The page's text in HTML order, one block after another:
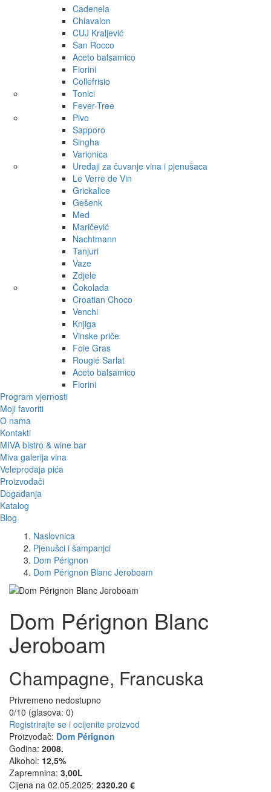
Cadenela
Chiavalon
CUJ Kraljević
San Rocco
Aceto balsamico
Fiorini
Collefrisio
Tonici
Fever-Tree
Pivo
Sapporo
Singha
Varionica
Uređaji za čuvanje vina i pjenušaca
Le Verre de Vin
Grickalice
Gešenk
Med
Maričević
Nachtmann
Tanjuri
Vaze
Zdjele
Čokolada
Croatian Choco
Venchi
Knjiga
Vinske priče
Foie Gras
Rougié Sarlat
Aceto balsamico
Fiorini
Program vjernosti
Moji favoriti
O nama
Kontakti
MIVA bistro & wine bar
Miva galerija vina
Veleprodaja pića
Proizvođači
Događanja
Katalog
Blog
Naslovnica
Pjenušci i šampanjci
Dom Pérignon
Dom Pérignon Blanc Jeroboam
Dom Pérignon Blanc
Jeroboam
Champagne, Francuska
Privremeno nedostupno
0/10 (glasova: 0)
Registrirajte se i ocijenite proizvod
Proizvođač: Dom Pérignon
Godina: 2008.
Alkohol: 12,5%
Zapremnina: 3,00L
Cijena na 02.05.2025: 2320.20 €